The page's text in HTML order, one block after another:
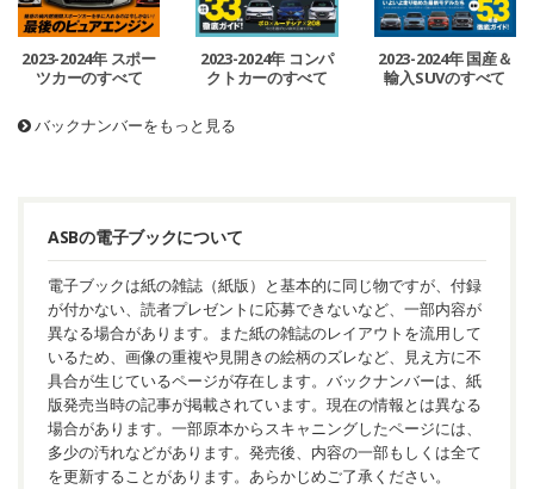
2023-2024年 スポー
ツカーのすべて
2023-2024年 コンパ
クトカーのすべて
2023-2024年 国産＆
輸入SUVのすべて
バックナンバーをもっと見る
ASBの電子ブックについて
電子ブックは紙の雑誌（紙版）と基本的に同じ物ですが、付録
が付かない、読者プレゼントに応募できないなど、一部内容が
異なる場合があります。また紙の雑誌のレイアウトを流用して
いるため、画像の重複や見開きの絵柄のズレなど、見え方に不
具合が生じているページが存在します。バックナンバーは、紙
版発売当時の記事が掲載されています。現在の情報とは異なる
場合があります。一部原本からスキャニングしたページには、
多少の汚れなどがあります。発売後、内容の一部もしくは全て
を更新することがあります。あらかじめご了承ください。